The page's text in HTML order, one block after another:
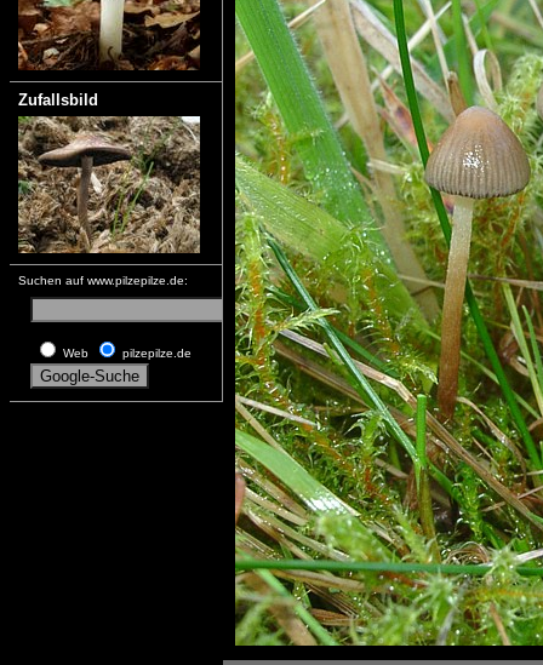
Zufallsbild
Suchen auf www.pilzepilze.de:
Web pilzepilze.de